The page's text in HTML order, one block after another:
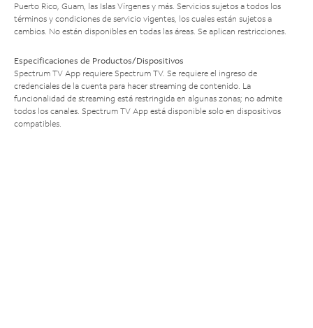
Puerto Rico, Guam, las Islas Vírgenes y más. Servicios sujetos a todos los
términos y condiciones de servicio vigentes, los cuales están sujetos a
cambios. No están disponibles en todas las áreas. Se aplican restricciones.
Especificaciones de Productos/Dispositivos
Spectrum TV App requiere Spectrum TV. Se requiere el ingreso de
credenciales de la cuenta para hacer streaming de contenido. La
funcionalidad de streaming está restringida en algunas zonas; no admite
todos los canales. Spectrum TV App está disponible solo en dispositivos
compatibles.